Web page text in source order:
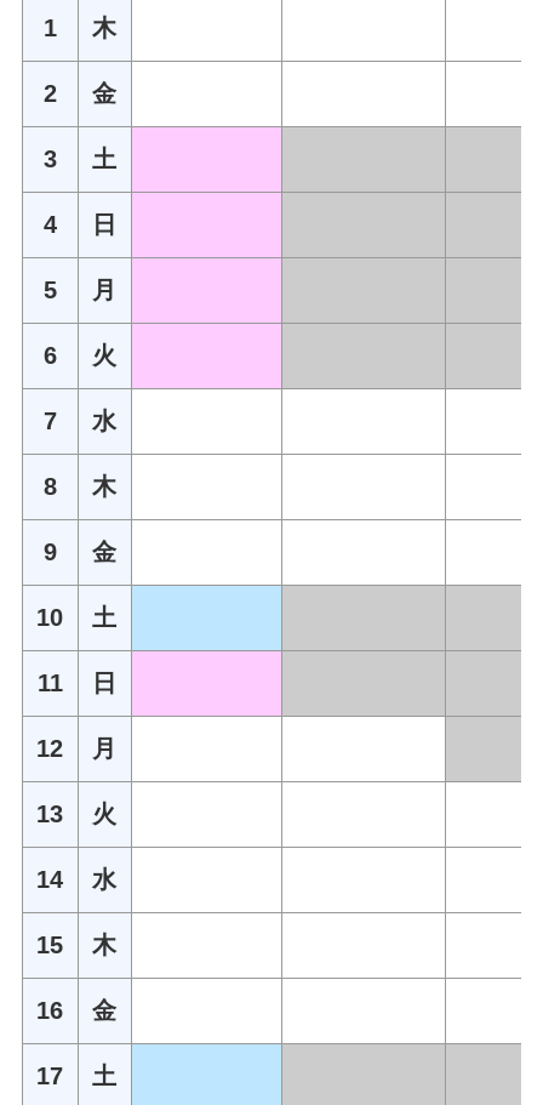
1 木
2 金
3 土
4 日
5 月
6 火
7 水
8 木
9 金
10 土
11 日
12 月
13 火
14 水
15 木
16 金
17 土